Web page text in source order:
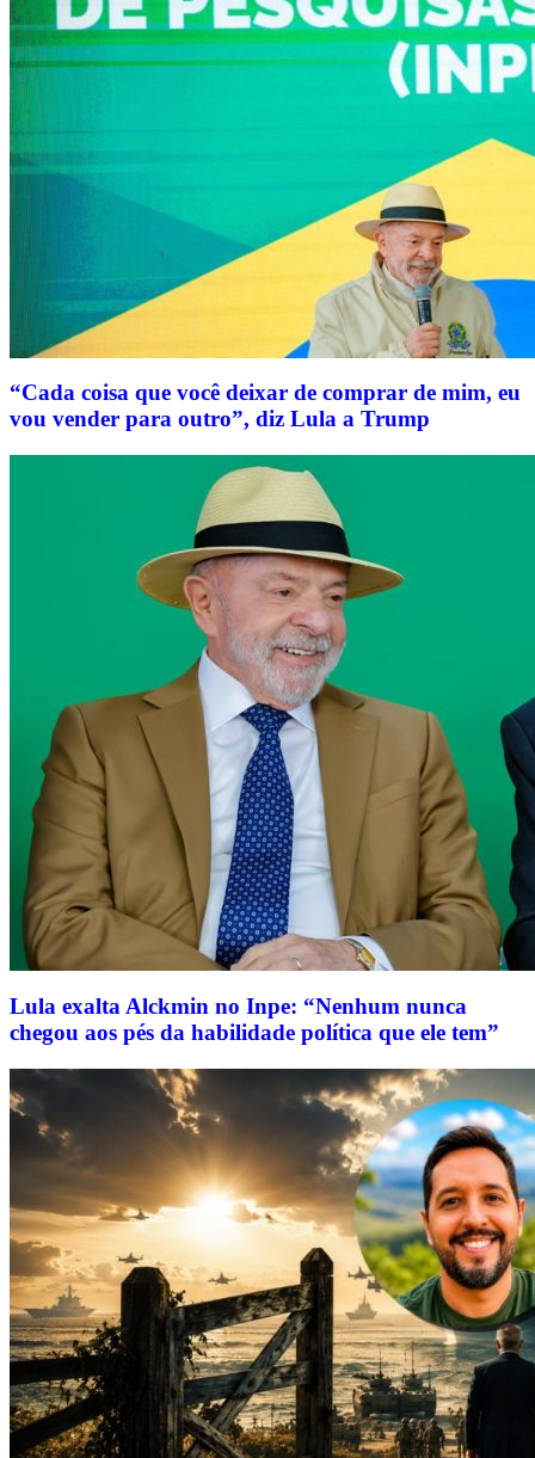
“Cada coisa que você deixar de comprar de mim, eu
vou vender para outro”, diz Lula a Trump
Lula exalta Alckmin no Inpe: “Nenhum nunca
chegou aos pés da habilidade política que ele tem”